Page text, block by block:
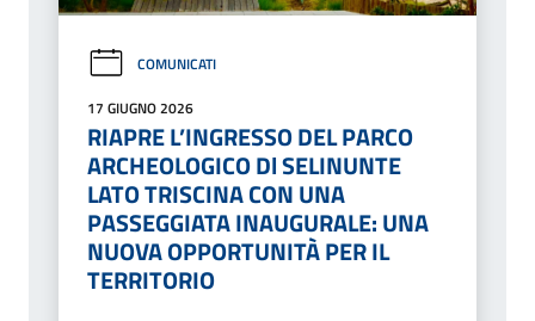
COMUNICATI
17 GIUGNO 2026
RIAPRE L’INGRESSO DEL PARCO
ARCHEOLOGICO Dl SELINUNTE
LATO TRISCINA CON UNA
PASSEGGIATA INAUGURALE: UNA
NUOVA OPPORTUNITÀ PER IL
TERRITORIO